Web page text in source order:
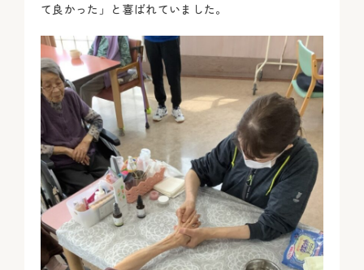
て良かった」と喜ばれていました。